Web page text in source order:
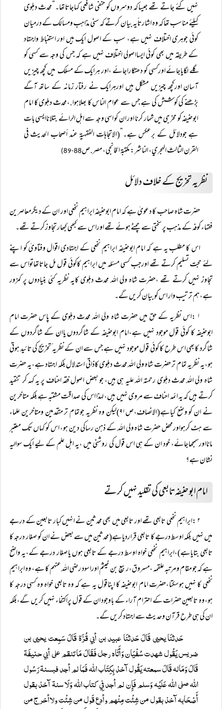
نہیں کئے جاتے تھے جیساکہ دوسروں کو حنفی شافعی کہاجاتاتھا۔”محدث دہلوی
کیلئے مناسب تھاکہ وہ اشارتاًیہ بیان کرتے کہ سنی مذاہب ومسالک کے درمیان
کوئی جوہری اختلاف نہیں ہے، سب کے اصول ایک ہیں اور استنباط واجتہاد
کے طریقہ میں بھی کوئی ایسااصولی اختلاف نہیں ہے کہ جس کی وجہ سے کسی کو
گلے لگایاجائے اورکسی کو دھتکاراجائے ،اور ہرایک کے مسلک میں کچھ چیزیں
آسان اورکچھ چیزیں مشکل ہیں اورہرایک نے رفتار زمانہ کے ساتھ آگے
بڑھنے کی کوشش کی ہے جس سے عوام الناس کا بھلاہوا.،محدث دہلوی کا امام
ابوحنیفہ کو مخرجی میں شمار کرنا اور ان کو اسی وجہ سے اہل الرائے بتلاناایسی بات
ہے جودلائل کے برعکس ہے۔”(الاتجاهات الفقهيۃ عند أصحاب الحديث في
القرن الثالث الهجري، الناشر: مكتبة الخانجي، مصر.ص88-89)
نظریہ تخریج کے خلاف دلائل
حضرت شاہ صاحب کا دعویٰ ہے کہ امام ابوحنیفہ ابراہیم نخعی اور ان کے دیگرمعاصرین
فقہاء کوفہ کے مذہب پر سختی سے چمٹے ہوئے تھے اوراس سے کبھی کبھار تجاوز کرتے تھے۔
اس کا مطلب یہ ہے کہ امام ابوحنیفہ ابراہیم نخعی کے اجتہادی اقوال وفتاویٰ کو اپنے
لئے حجت تسلیم کرتے تھے اورجب کسی مسئلہ میں ابراہیم کاکوئی قول مل جاتاتھاتواس سے
تجاوز نہیں کرتے تھے ،حضرت شاہ ولی اللہ محدث دہلوی کایہ نظریہ کئی بنیادوں پر کمزور
ہے،ہم ترتیب وار اس کو بیان کریں گے۔
۱ :اس نظریہ کے حق میں حضرت شاہ ولی اللہ محدث دہلوی کے پاس حضرت امام
ابوحنیفہ کا کوئی قول موجود نہیں ہے،امام ابوحنیفہ کے شاگردوں یاان کے شاگردوں کے
شاگرد کابھی اس طرح کا کوئی قول موجود نہیں ہے جس سے ان کے نظریہ ٔتخریج کی تائید ہوتی
ہو،یہ نظریہ تمام تر حضرت شاہ ولی اللہ محدث دہلوی کاذاتی استدلال بلکہ اجتہاد ہے،یہ حضرت
شاہ ولی اللہ محدث دہلوی رحمتہ اللہ علیہ ہی ہیں، جو بعض اصول فقہ احناف پر یہ کہہ کر تنقید
کرتے ہیں کہ یہ ائمہ احناف سے مروی نہیں ہیں، لہذا اس کی صداقت مشتبہ ہے بلکہ متاخرین
نے ان کو وضع کیاہے(الانصاف،ص۹۱)لیکن وہ نظریہ جوتمام تر متقدمین ومتاخرین علماء
سے ہٹ کرہواورمحض حضرت شاہ ولی اللہ کے ذہن رساکی دین ہو، اس کو کہاں تک معتبر
مانااورسمجھاجائے، خود ان کے ہی اس قول کی روشنی میں ،یہ اہل علم کے لیے ایک سوالیہ
نشان ہے؟
امام ابوحنیفہ تابعی کی تقلید نہیں کرتے
۲ :ابراہیم نخعی تابعی تھے اور تابعی میں بھی محدثین نے انہیں کبار تابعین کے درجے
میں نہیں بلکہ اوسط درجے کا تابعی قراردیاہے(محدثین میں سے بعض نے ان کو صغار درجہ کا
تابعی بتایاہے)،ابراہیم نخعی خواہ اوسط درجے کے تابعی ہوں یاصغار درجے کے،یہ واضح
ہے کہ جو مقام ومرتبہ علقمہ ،مسروق،ربیع بن خیثم اوراسود رضی اللہ عنہم کا ہے، وہ ابراہیم
نخعی کا نہیں ہوسکتا،حضرت امام ابوحنیفہ کا اپناقول یہ ہے کہ وہ تابعی خواہ وہ کسی درجہ کا
ہو،وہ تابعین حضرات کے احترام آراء کے باوجود ان کے قول پراکتفاء نہیں کریں گے،بلکہ
ان کی ہی طرح قرآن وحدیث سے اجتہاد کریں گے۔
حَدثنَا يحيی قَالَ حَدثنَا عبيد بن أبي قُرَّۃ قَالَ سَمِعت يحيی بن
ضريس يَقُول شہدت سُفْيَان وَأَتَاہ رجل فَقَالَ مَا تنقم علی أبي حنيفَۃ
قَالَ وَمَالہ قَالَ سمعتہ يَقُول آخذ بِكِتَاب اللہ فَمَا لم أجد فبسنۃ رَسُول
اللہ صلی اللہ عَلَيْہ وَسلم فَإِن لم أجد فِي كتاب اللہ وَلَا سنۃ آخذ بقول
أَصْحَابہ آخذ بقول من شِئْت مِنْہم وأدع قَول من شِئْت ولاأخرج من